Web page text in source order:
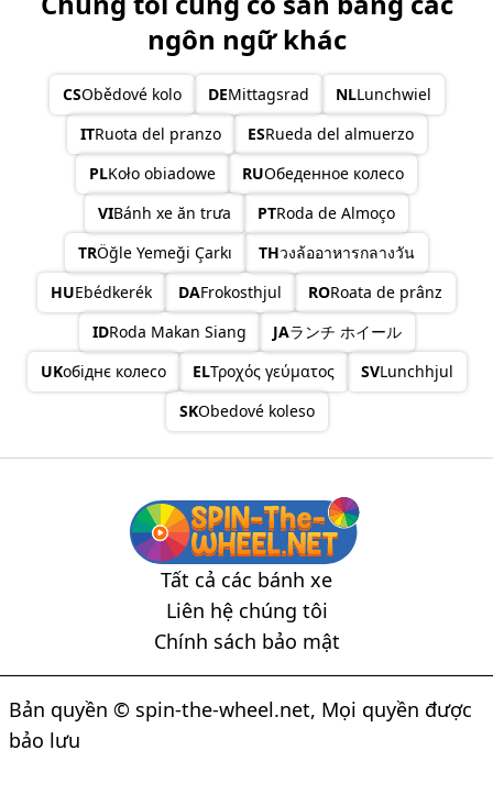
ngôn ngữ khác
CSObědové kolo DEMittagsrad NLLunchwiel
ITRuota del pranzo ESRueda del almuerzo
PLKoło obiadowe RUОбеденное колесо
VIBánh xe ăn trưa PTRoda de Almoço
TRÖğle Yemeği Çarkı THวงล้ออาหารกลางวัน
HUEbédkerék DAFrokosthjul RORoata de prânz
IDRoda Makan Siang JAランチ ホイール
UKобіднє колесо ELΤροχός γεύματος SVLunchhjul
SKObedové koleso
Tất cả các bánh xe
Liên hệ chúng tôi
Chính sách bảo mật
Bản quyền © spin-the-wheel.net, Mọi quyền được
bảo lưu